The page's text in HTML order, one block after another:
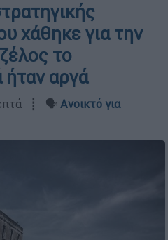
χάθηκε για την
το
ήταν αργά
┋ 🗣️ Ανοικτό για